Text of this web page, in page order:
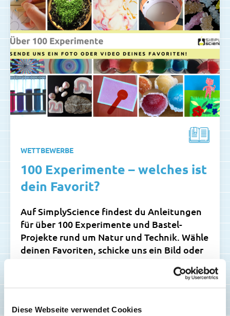
Diese Webseite verwendet Cookies
WETTBEWERBE
100 Experimente – welches ist
dein Favorit?
Auf SimplyScience findest du Anleitungen
für über 100 Experimente und Bastel-
Projekte rund um Natur und Technik. Wähle
deinen Favoriten, schicke uns ein Bild oder
Weiterlesen...